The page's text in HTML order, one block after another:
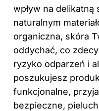
wpływ na
naturalnym
organiczna, skóra
oddychać, co
ryzyko odparzeń i
poszukujesz
funkcjonalne,
bezpieczne,